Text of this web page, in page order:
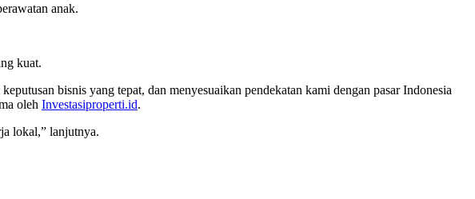
anak.
kuat.
bisnis yang tepat, dan menyesuaikan pendekatan kami dengan pasar Indonesia
oleh Investasiproperti.id.
lokal,” lanjutnya.